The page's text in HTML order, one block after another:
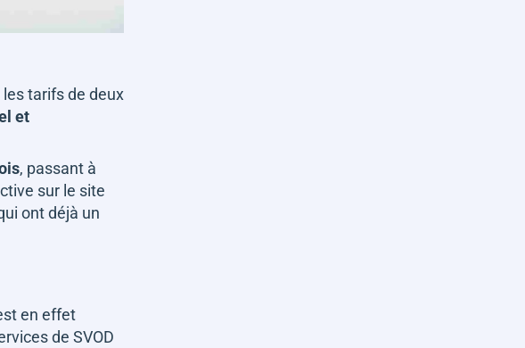
tarifs de deux
et
, passant à
sur le site
ont déjà un
en effet
de SVOD